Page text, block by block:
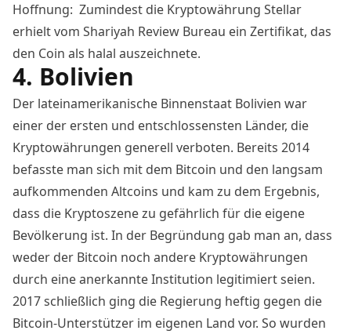
Hoffnung: Zumindest die Kryptowährung Stellar
erhielt vom Shariyah Review Bureau ein Zertifikat, das
den Coin als halal auszeichnete.
4. Bolivien
Der lateinamerikanische Binnenstaat Bolivien war
einer der ersten und entschlossensten Länder, die
Kryptowährungen generell verboten. Bereits 2014
befasste man sich mit dem Bitcoin und den langsam
aufkommenden Altcoins und kam zu dem Ergebnis,
dass die Kryptoszene zu gefährlich für die eigene
Bevölkerung ist. In der Begründung gab man an, dass
weder der Bitcoin noch andere Kryptowährungen
durch eine anerkannte Institution legitimiert seien.
2017 schließlich ging die Regierung heftig gegen die
Bitcoin-Unterstützer im eigenen Land vor. So wurden